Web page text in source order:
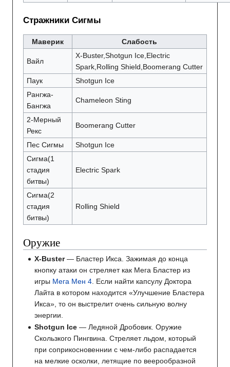
Стражники Сигмы
Маверик Слабость
Вайл
X-Buster,Shotgun Ice,Electric
Spark,Rolling Shield,Boomerang Cutter
Паук
Shotgun Ice
Рангжа-
Бангжа
Chameleon Sting
2-Мерный
Рекс
Boomerang Cutter
Пес Сигмы
Shotgun Ice
Сигма(1
стадия
битвы)
Electric Spark
Сигма(2
стадия
битвы)
Rolling Shield
Оружие
X-Buster— Бластер Икса. Зажимая до конца
кнопку атаки он стреляет как Мега Бластер из
игры Мега Мен 4 . Если найти капсулу Доктора
Лайта в котором находится «Улучшение Бластера
Икса», то он выстрелит очень сильную волну
энергии.
Shotgun Ice — Ледяной Дробовик. Оружие
Скользкого Пингвина. Стреляет льдом, который
при соприкосновеннии с чем-либо распадается
на мелкие осколки, летящие по веерообразной